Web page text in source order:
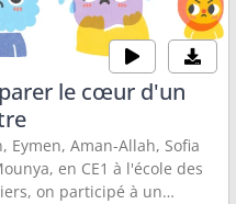
le cœur d'un
Eymen, Aman-Allah, Sofia
en CE1 à l'école des
on participé à un